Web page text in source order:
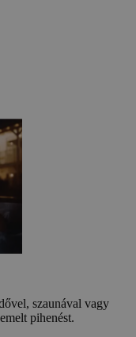
szaunával vagy
pihenést.